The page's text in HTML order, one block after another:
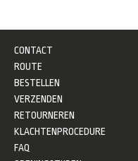
CONTACT
ROUTE
BESTELLEN
VERZENDEN
RETOURNEREN
KLACHTENPROCEDURE
FAQ